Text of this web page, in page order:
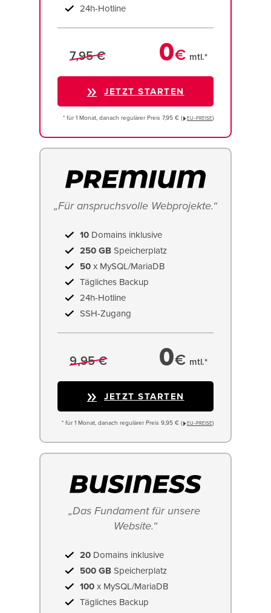
24h-Hotline
7,95 € 0€ mtl.*
JETZT STARTEN
* für 1 Monat, danach regulärer Preis 7,95 € ( EU−PREISE)
„Für anspruchsvolle Webprojekte.“
10 Domains inklusive
250 GB Speicherplatz
50 x MySQL/MariaDB
Tägliches Backup
24h-Hotline
SSH-Zugang
9,95 € 0€ mtl.*
JETZT STARTEN
* für 1 Monat, danach regulärer Preis 9,95 € ( EU−PREISE)
„Das Fundament für unsere
Website.“
20 Domains inklusive
500 GB Speicherplatz
100 x MySQL/MariaDB
Tägliches Backup